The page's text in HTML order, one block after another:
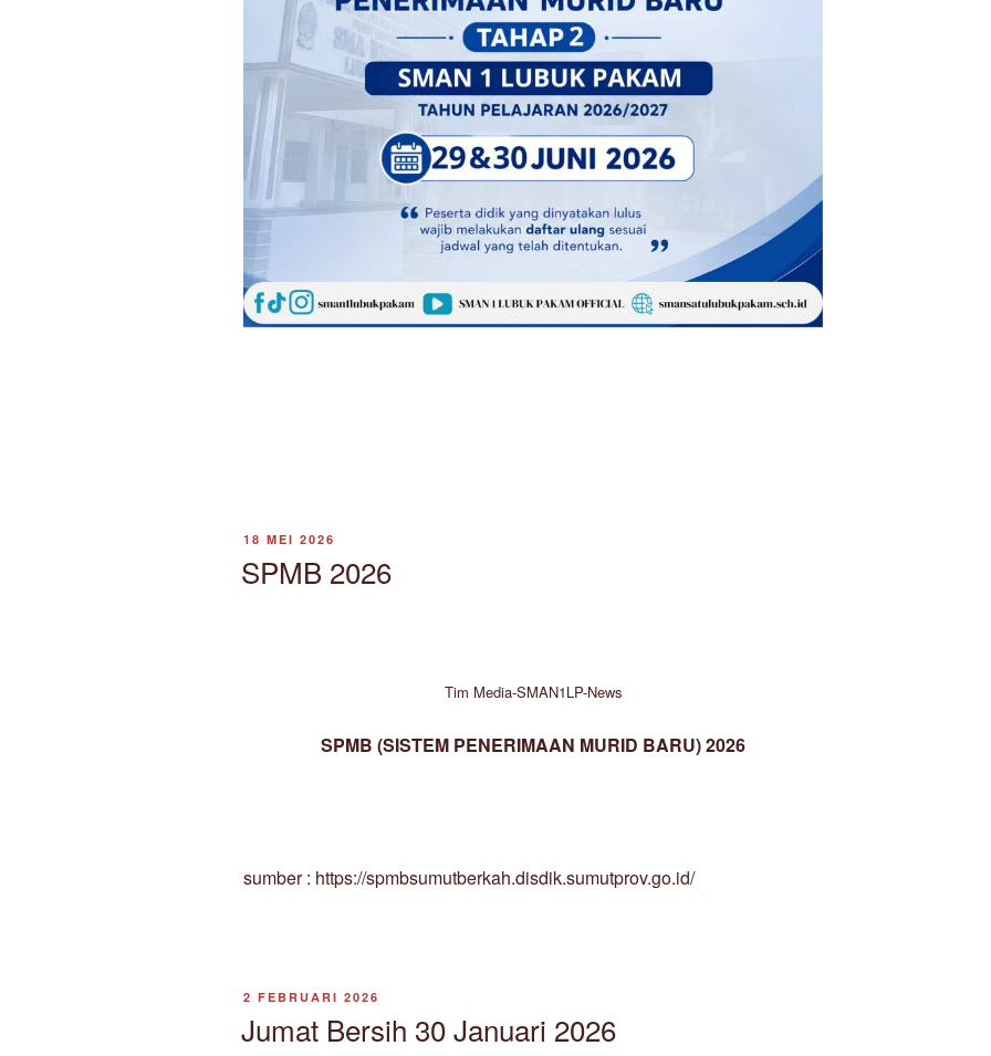
DIPOSKAN
18 MEI 2026
SPMB 2026
Tim Media-SMAN1LP-News
SPMB (SISTEM PENERIMAAN MURID BARU) 2026
sumber : https://spmbsumutberkah.disdik.sumutprov.go.id/
DIPOSKAN
2 FEBRUARI 2026
Jumat Bersih 30 Januari 2026